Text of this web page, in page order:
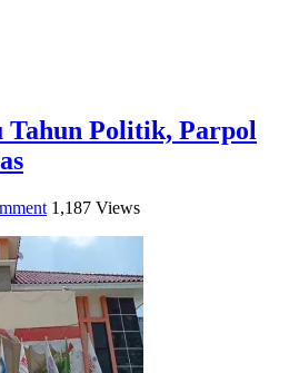
Politik, Parpol
1,187 Views